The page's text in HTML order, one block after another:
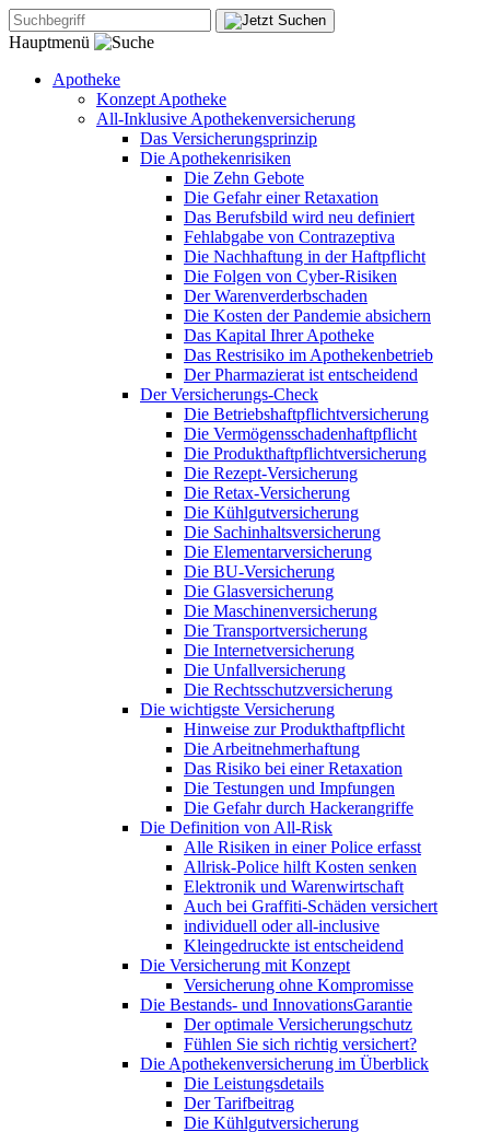
Hauptmenü
Apotheke
Konzept Apotheke
All-Inklusive Apothekenversicherung
Das Versicherungsprinzip
Die Apothekenrisiken
Die Zehn Gebote
Die Gefahr einer Retaxation
Das Berufsbild wird neu definiert
Fehlabgabe von Contrazeptiva
Die Nachhaftung in der Haftpflicht
Die Folgen von Cyber-Risiken
Der Warenverderbschaden
Die Kosten der Pandemie absichern
Das Kapital Ihrer Apotheke
Das Restrisiko im Apothekenbetrieb
Der Pharmazierat ist entscheidend
Der Versicherungs-Check
Die Betriebshaftpflichtversicherung
Die Vermögensschadenhaftpflicht
Die Produkthaftpflichtversicherung
Die Rezept-Versicherung
Die Retax-Versicherung
Die Kühlgutversicherung
Die Sachinhaltsversicherung
Die Elementarversicherung
Die BU-Versicherung
Die Glasversicherung
Die Maschinenversicherung
Die Transportversicherung
Die Internetversicherung
Die Unfallversicherung
Die Rechtsschutzversicherung
Die wichtigste Versicherung
Hinweise zur Produkthaftpflicht
Die Arbeitnehmerhaftung
Das Risiko bei einer Retaxation
Die Testungen und Impfungen
Die Gefahr durch Hackerangriffe
Die Definition von All-Risk
Alle Risiken in einer Police erfasst
Allrisk-Police hilft Kosten senken
Elektronik und Warenwirtschaft
Auch bei Graffiti-Schäden versichert
individuell oder all-inclusive
Kleingedruckte ist entscheidend
Die Versicherung mit Konzept
Versicherung ohne Kompromisse
Die Bestands- und InnovationsGarantie
Der optimale Versicherungschutz
Fühlen Sie sich richtig versichert?
Die Apothekenversicherung im Überblick
Die Leistungsdetails
Der Tarifbeitrag
Die Kühlgutversicherung